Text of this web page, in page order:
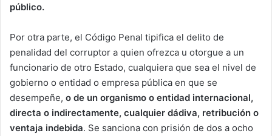
público.
Por otra parte, el Código Penal tipifica el delito de
penalidad del corruptor a quien ofrezca u otorgue a un
funcionario de otro Estado, cualquiera que sea el nivel de
gobierno o entidad o empresa pública en que se
desempeñe, o de un organismo o entidad internacional,
directa o indirectamente, cualquier dádiva, retribución o
ventaja indebida. Se sanciona con prisión de dos a ocho